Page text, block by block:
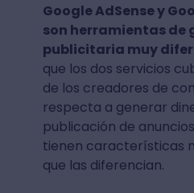
Google AdSense y
son herramientas de
publicitaria muy
que los dos servicios
de los creadores de
respecta a generar
publicación de
tienen características
que las diferencian.